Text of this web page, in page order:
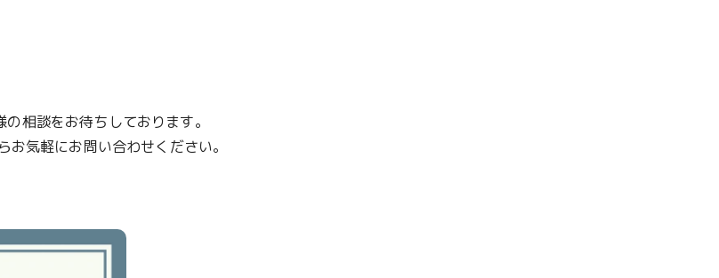
相談をお待ちしております。
気軽にお問い合わせください。